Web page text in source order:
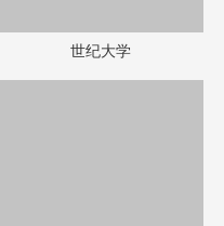
世纪大学